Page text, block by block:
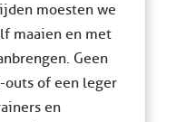
moesten we
maaien en met
Geen
outs of een leger
en